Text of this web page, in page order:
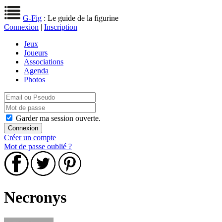
G-Fig : Le guide de la figurine
Connexion | Inscription
Jeux
Joueurs
Associations
Agenda
Photos
Garder ma session ouverte.
Créer un compte
Mot de passe oublié ?
Necronys